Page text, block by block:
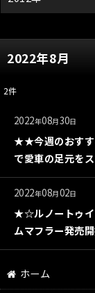
2022年8月
2件
2022年08月30日
★★今週のおすす
で愛車の足元を
2022年08月02日
★☆ルノートゥイ
ムマフラー発売
ホーム